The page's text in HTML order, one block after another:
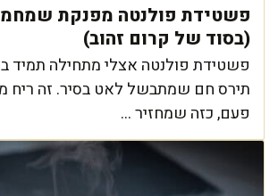
פשטידת פולנטה מפנקת
(בסוד של קרום זהוב)
פשטידת פולנטה אצלי מתחילה תמיד
תירס חם שמתבשל לאט בסיר. זה ריח
פעם, כזה שמחזיר ...